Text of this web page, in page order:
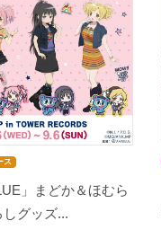
ス
」まどか＆ほむら
グッズ...